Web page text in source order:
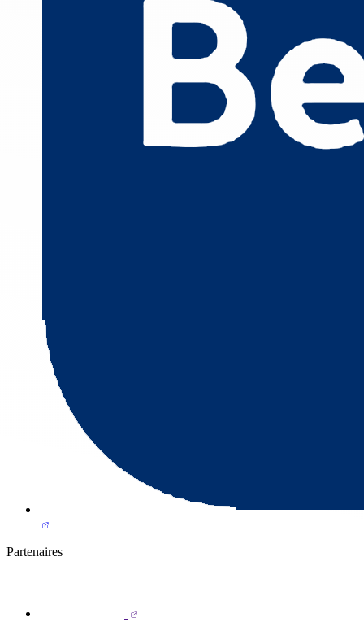
Partenaires